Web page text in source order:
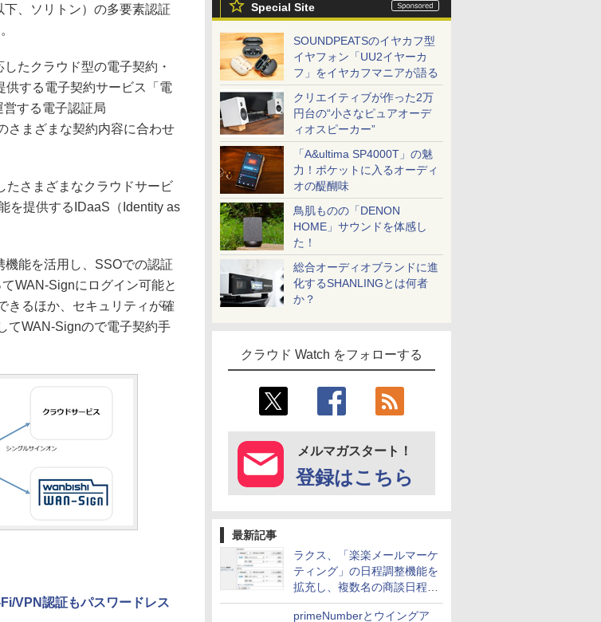
Special Site
SOUNDPEATSのイヤカフ型
イヤフォン「UU2イヤーカ
フ」をイヤカフマニアが語る
クリエイティブが作った2万
円台の“小さなピュアオーデ
ィオスピーカー”
「A&ultima SP4000T」の魅
力！ポケットに入るオーディ
オの醍醐味
鳥肌ものの「DENON
HOME」サウンドを体感し
た！
総合オーディオブランドに進
化するSHANLINGとは何者
か？
クラウド Watch をフォローする
メルマガスタート！
登録はこちら
最新記事
ラクス、「楽楽メールマーケ
ティング」の日程調整機能を
拡充し、複数名の商談日程調
整を効率化
primeNumberとウイングア
下、ソリトン）の多要素認証
たクラウド型の電子契約・
する電子契約サービス「電
する電子認証局
さまざまな契約内容に合わせ
さまざまなクラウドサービ
を提供するIDaaS（Identity as
能を活用し、SSOでの認証
WAN-Signにログイン可能と
きるほか、セキュリティが確
てWAN-Signので電子契約手
VPN認証もパスワードレス